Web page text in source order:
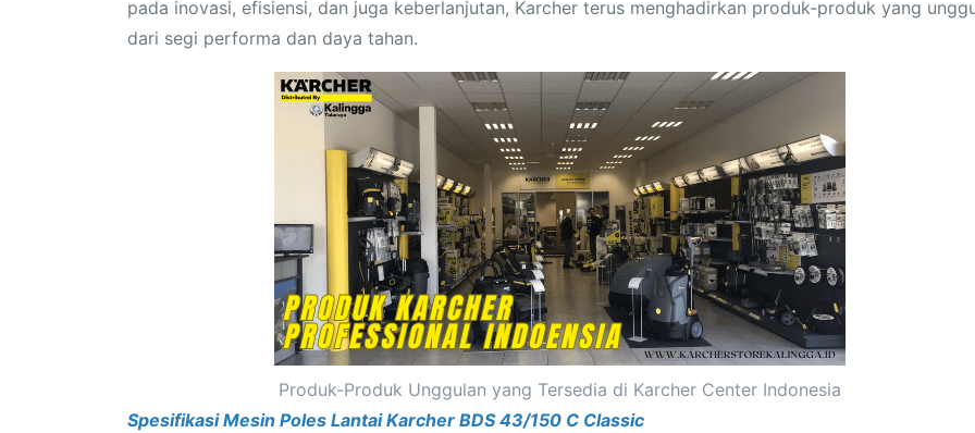
pada inovasi, efisiensi, dan juga keberlanjutan, Karcher terus menghadirkan produk-produk yang
dari segi performa dan daya tahan.
Produk-Produk Unggulan yang Tersedia di Karcher Center Indonesia
Spesifikasi Mesin Poles Lantai Karcher BDS 43/150 C Classic